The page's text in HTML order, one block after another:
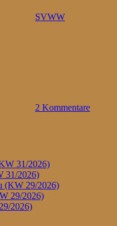
SVWW
2 Kommentare
31/2026)
31/2026)
(KW 29/2026)
29/2026)
2026)